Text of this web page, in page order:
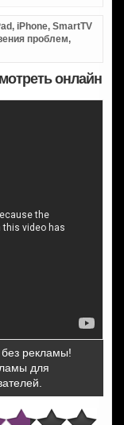
iPhone, SmartTV
проблем,
онлайн
рекламы!
для